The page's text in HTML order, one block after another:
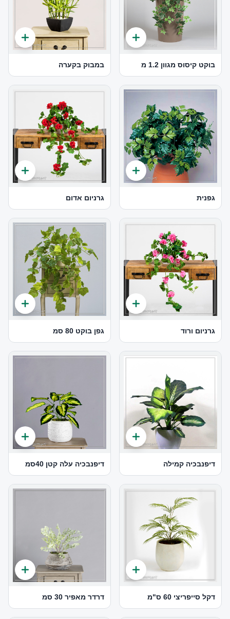
בוקט קיסוס מגוון 1.2 מ במבוק בקערה
גפנית גרניום אדום
גרניום ורוד גפן בוקט 80 סמ
דיפנבכיה קמילה דיפנבכיה עלה קטן 40סמ
דקל סייפריצי 60 ס"מ דרדר מאפיר 30 סמ